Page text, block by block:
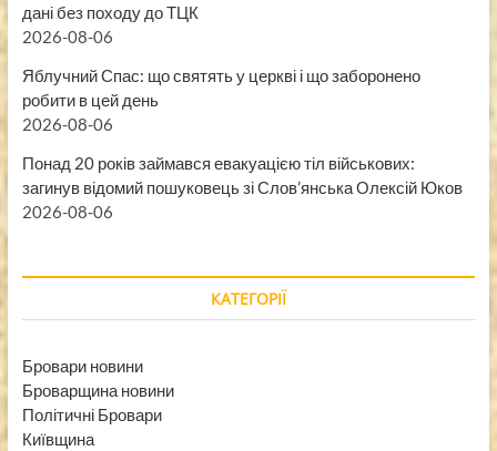
дані без походу до ТЦК
2026-08-06
Яблучний Спас: що святять у церкві і що заборонено
робити в цей день
2026-08-06
Понад 20 років займався евакуацією тіл військових:
загинув відомий пошуковець зі Слов’янська Олексій Юков
2026-08-06
КАТЕГОРІЇ
Бровари новини
Броварщина новини
Політичні Бровари
Київщина